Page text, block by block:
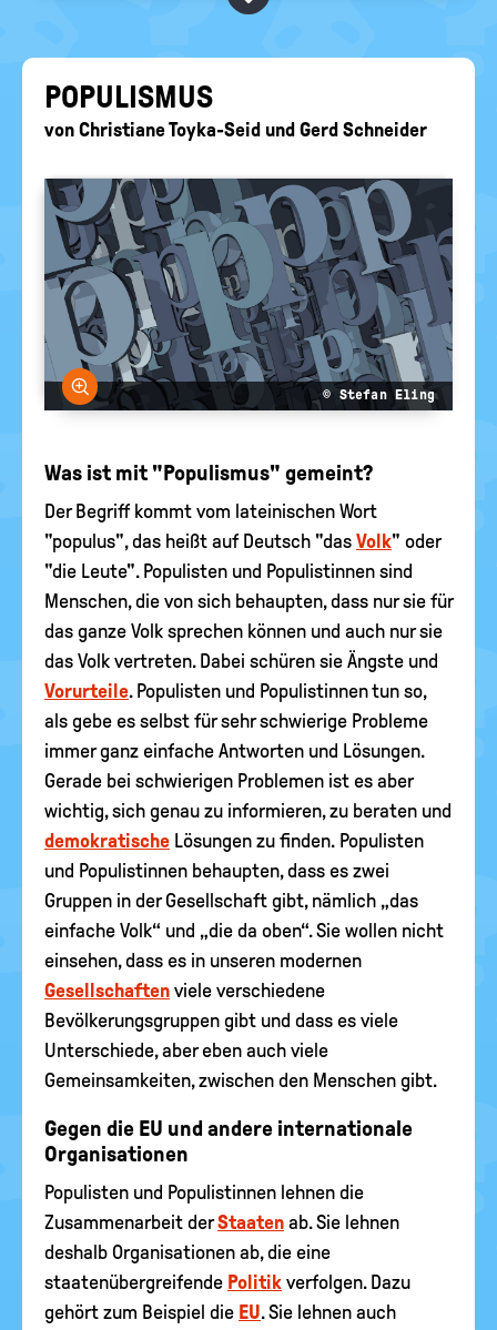
politische
EURE AKTUELLEN FRAGEN...
PO­PU­LIS­MUS
von Christiane Toyka-Seid und Gerd Schneider
Bild vergrößern
© Stefan Eling
Was ist mit "Populismus" gemeint?
Der Begriff kommt vom lateinischen Wort
"populus", das heißt auf Deutsch "das Volk" oder
"die Leute". Populisten und Populistinnen sind
Menschen, die von sich behaupten, dass nur sie für
das ganze Volk sprechen können und auch nur sie
das Volk vertreten. Dabei schüren sie Ängste und
Vorurteile. Populisten und Populistinnen tun so,
als gebe es selbst für sehr schwierige Probleme
immer ganz einfache Antworten und Lösungen.
Gerade bei schwierigen Problemen ist es aber
wichtig, sich genau zu informieren, zu beraten und
demokratische Lösungen zu finden. Populisten
und Populistinnen behaupten, dass es zwei
Gruppen in der Gesellschaft gibt, nämlich „das
einfache Volk“ und „die da oben“. Sie wollen nicht
einsehen, dass es in unseren modernen
Gesellschaften viele verschiedene
Bevölkerungsgruppen gibt und dass es viele
Unterschiede, aber eben auch viele
Gemeinsamkeiten, zwischen den Menschen gibt.
Gegen die EU und andere internationale
Organisationen
Populisten und Populistinnen lehnen die
Zusammenarbeit derStaaten ab. Sie lehnen
deshalb Organisationen ab, die eine
staatenübergreifende Politik verfolgen. Dazu
gehört zum Beispiel die EU. Sie lehnen auch